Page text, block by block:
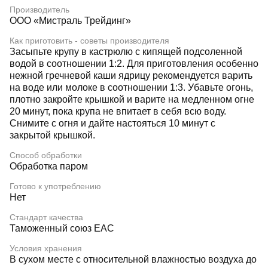
Производитель
ООО «Мистраль Трейдинг»
Как приготовить - советы производителя
Засыпьте крупу в кастрюлю с кипящей подсоленной
водой в соотношении 1:2. Для приготовления особенно
нежной гречневой каши ядрицу рекомендуется варить
на воде или молоке в соотношении 1:3. Убавьте огонь,
плотно закройте крышкой и варите на медленном огне
20 минут, пока крупа не впитает в себя всю воду.
Снимите с огня и дайте настояться 10 минут с
закрытой крышкой.
Способ обработки
Обработка паром
Готово к употреблению
Нет
Стандарт качества
Таможенный союз EAC
Условия хранения
В сухом месте с относительной влажностью воздуха до